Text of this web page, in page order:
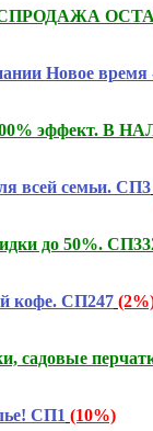
РАСПРОДАЖА
Новое
эффект. В
всей семьи. СП3
до 50%.
кофе. СП247
садовые
СП1 (10%)